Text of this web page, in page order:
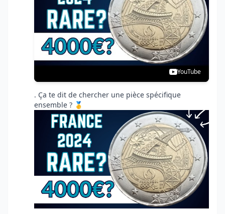
YouTube
. Ça te dit de chercher une pièce spécifique
ensemble ? 🥇